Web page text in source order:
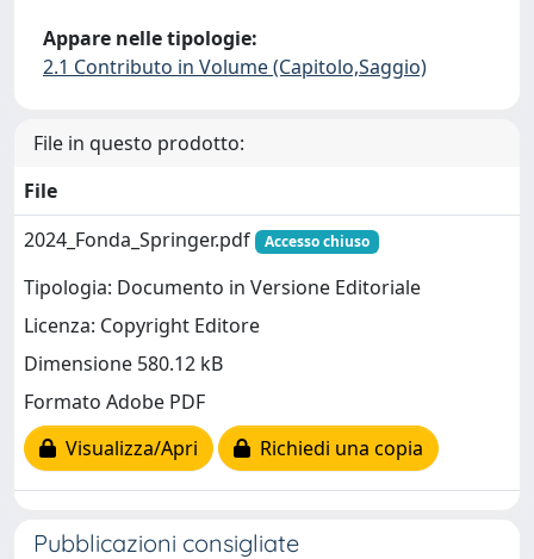
Appare nelle tipologie:
2.1 Contributo in Volume (Capitolo,Saggio)
File in questo prodotto:
File
2024_Fonda_Springer.pdf
Accesso chiuso
Tipologia: Documento in Versione Editoriale
Licenza: Copyright Editore
Dimensione 580.12 kB
Formato Adobe PDF
Visualizza/Apri
Richiedi una copia
Pubblicazioni consigliate